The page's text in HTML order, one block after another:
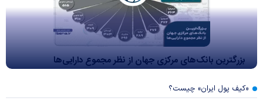
بزرگترین بانک‌های مرکزی جهان از نظر مجموع دارایی‌ها
«کیف پول ایران» چیست؟